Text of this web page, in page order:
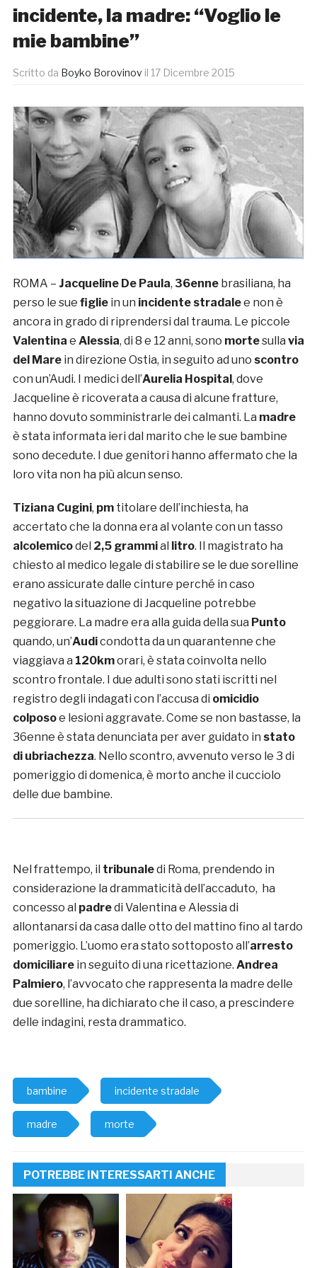
incidente, la madre: “Voglio le
mie bambine”
Scritto da Boyko Borovinov il 17 Dicembre 2015
ROMA – Jacqueline De Paula, 36ennebrasiliana, ha
perso le sue figliein un incidente stradalee non è
ancora in grado di riprendersi dal trauma. Le piccole
Valentina e Alessia, di 8 e 12 anni, sono mortesulla via
del Marein direzione Ostia, in seguito ad uno scontro
con un’Audi. I medici dell’Aurelia Hospital, dove
Jacqueline è ricoverata a causa di alcune fratture,
hanno dovuto somministrarle dei calmanti. La madre
è stata informata ieri dal marito che le sue bambine
sono decedute. I due genitori hanno affermato che la
loro vita non ha più alcun senso.
Tiziana Cugini, pmtitolare dell’inchiesta, ha
accertato che la donna era al volante con un tasso
alcolemicodel 2,5 grammial litro. Il magistrato ha
chiesto al medico legale di stabilire se le due sorelline
erano assicurate dalle cinture perché in caso
negativo la situazione di Jacqueline potrebbe
peggiorare. La madre era alla guida della sua Punto
quando, un’Audicondotta da un quarantenne che
viaggiava a 120kmorari, è stata coinvolta nello
scontro frontale. I due adulti sono stati iscritti nel
registro degli indagati con l’accusa di omicidio
colposoe lesioni aggravate. Come se non bastasse, la
36enne è stata denunciata per aver guidato in stato
di ubriachezza. Nello scontro, avvenuto verso le 3 di
pomeriggio di domenica, è morto anche il cucciolo
delle due bambine.
Nel frattempo, il tribunaledi Roma, prendendo in
considerazione la drammaticità dell’accaduto, ha
concesso al padredi Valentina e Alessia di
allontanarsi da casa dalle otto del mattino fino al tardo
pomeriggio. L’uomo era stato sottoposto all’arresto
domiciliare in seguito di una ricettazione. Andrea
Palmiero, l’avvocato che rappresenta la madre delle
due sorelline, ha dichiarato che il caso, a prescindere
delle indagini, resta drammatico.
bambine incidente stradale
madre morte
POTREBBE INTERESSARTI ANCHE